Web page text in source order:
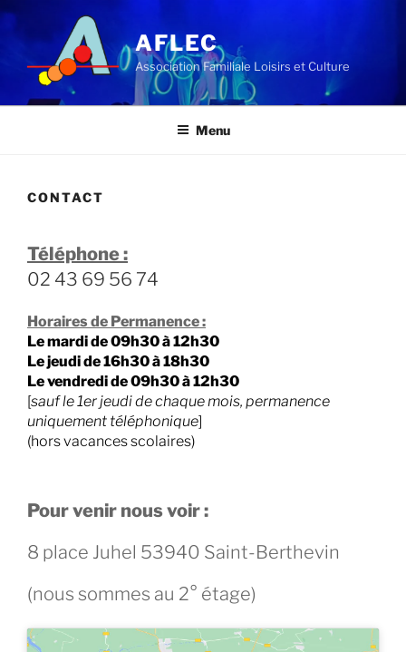
Aller
principal
AFLEC
Association Familiale Loisirs et Culture
Menu
CONTACT
Téléphone :
02 43 69 56 74
Horaires de Permanence :
Le mardi de 09h30 à 12h30
Le jeudi de 16h30 à 18h30
Le vendredi de 09h30 à 12h30
[sauf le 1er jeudi de chaque mois, permanence
uniquement téléphonique]
(hors vacances scolaires)
Pour venir nous voir :
8 place Juhel 53940 Saint-Berthevin
(nous sommes au 2° étage)